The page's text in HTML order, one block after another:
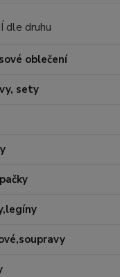
dle druhu
oblečení
sety